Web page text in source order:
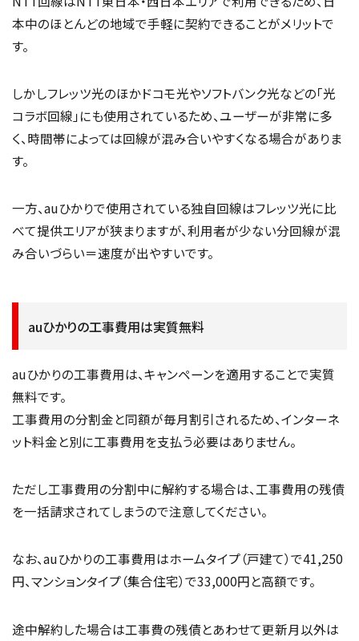
本中のほとんどの地域で手軽に契約できることがメリットで
す。
しかしフレッツ光のほかドコモ光やソフトバンク光などの「光
コラボ回線」にも使用されているため、ユーザーが非常に多
く、時間帯によっては回線が混み合いやすくなる場合がありま
す。
一方、auひかりで使用されている独自回線はフレッツ光に比
べて提供エリアが狭まりますが、利用者が少ない分回線が混
み合いづらい＝速度が出やすいです。
auひかりの工事費用は実質無料
auひかりの工事費用は、キャンペーンを適用することで実質
無料です。
工事費用の分割金と同額が毎月割引されるため、インターネ
ット料金と別に工事費用を支払う必要はありません。
ただし工事費用の分割中に解約する場合は、工事費用の残債
を一括請求されてしまうので注意してください。
なお、auひかりの工事費用はホームタイプ（戸建て）で41,250
円、マンションタイプ（集合住宅）で33,000円と高額です。
途中解約した場合は工事費の残債とあわせて更新月以外は